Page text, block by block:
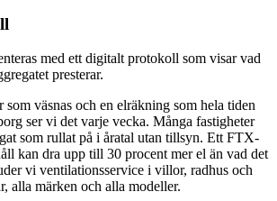
med ett digitalt protokoll som visar vad
presterar.
som väsnas och en elräkning som hela tiden
ser vi det varje vecka. Många fastigheter
som rullat på i åratal utan tillsyn. Ett FTX-
kan dra upp till 30 procent mer el än vad det
vi ventilationsservice i villor, radhus och
alla märken och alla modeller.